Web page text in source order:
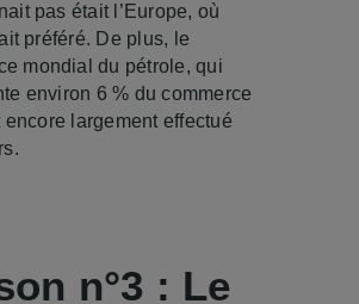
pas était l’Europe, où
préféré. De plus, le
mondial du pétrole, qui
environ 6 % du commerce
encore largement effectué
n°3 : Le